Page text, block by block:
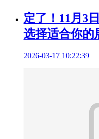
定了！11月3
选择适合你的
2026-03-17 10:22:39